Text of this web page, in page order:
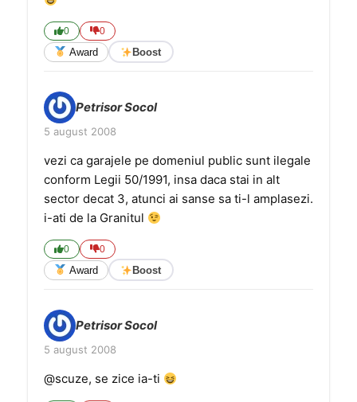
0 0
Award Boost
Petrisor Socol
5 august 2008
vezi ca garajele pe domeniul public sunt ilegale
conform Legii 50/1991, insa daca stai in alt
sector decat 3, atunci ai sanse sa ti-l amplasezi.
i-ati de la Granitul
0 0
Award Boost
Petrisor Socol
5 august 2008
@scuze, se zice ia-ti